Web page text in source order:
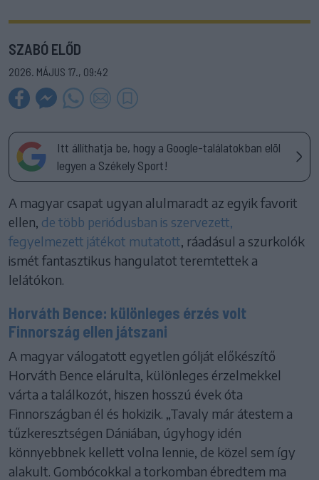
SZABÓ ELŐD
2026. MÁJUS 17., 09:42
Itt állíthatja be, hogy a Google-találatokban elöl
legyen a Székely Sport!
A magyar csapat ugyan alulmaradt az egyik favorit
ellen, de több periódusban is szervezett,
fegyelmezett játékot mutatott, ráadásul a szurkolók
ismét fantasztikus hangulatot teremtettek a
lelátókon.
Horváth Bence: különleges érzés volt
Finnország ellen játszani
A magyar válogatott egyetlen gólját előkészítő
Horváth Bence elárulta, különleges érzelmekkel
várta a találkozót, hiszen hosszú évek óta
Finnországban él és hokizik. „Tavaly már átestem a
tűzkeresztségen Dániában, úgyhogy idén
könnyebbnek kellett volna lennie, de közel sem így
alakult. Gombócokkal a torkomban ébredtem ma